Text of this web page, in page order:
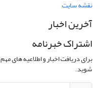
نقشه سایت
آخرین اخبار
اشتراک خبرنامه
برای دریافت اخبار و اطلاعیه های
شوید.